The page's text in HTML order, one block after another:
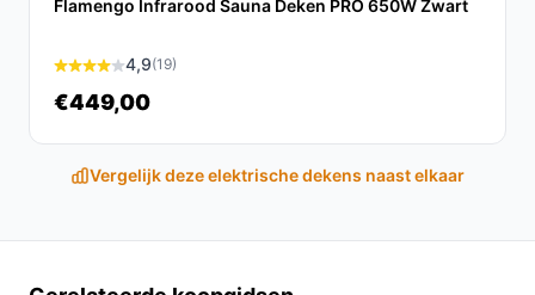
de deken perfect voor eenpersoonsbedden,
te boeten op comfort.
Materiaal:
deken een aangenaam gevoel en zorgt het voor
een comfortabele slaapomgeving.
Flamengo Infrarood Sauna Deken PRO 650W Zwart
4,9(19)
€449,00
Vergelijk deze elektrische dekens naast elkaar